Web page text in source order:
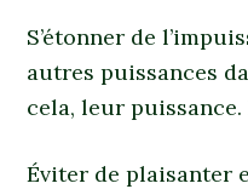
S’étonner de
autres puissances
cela, leur
Éviter de plaisanter